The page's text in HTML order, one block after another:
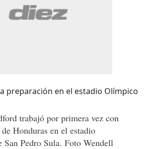
trabajó por primera vez con
Honduras en el estadio
Pedro Sula. Foto Wendell